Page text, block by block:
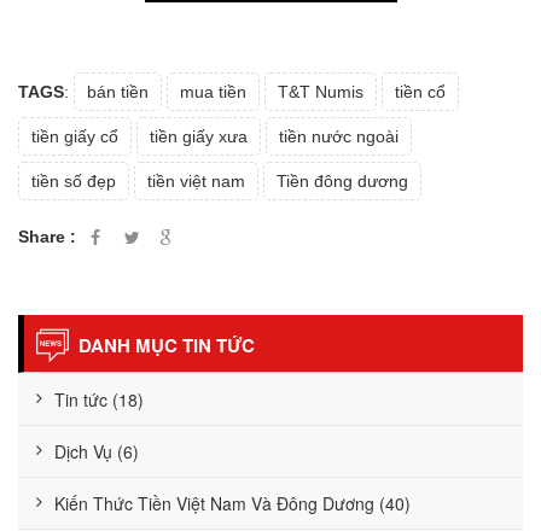
TAGS: bán tiền mua tiền T&T Numis tiền cổ
tiền giấy cổ tiền giấy xưa tiền nước ngoài
tiền số đẹp tiền việt nam Tiền đông dương
Share :
DANH MỤC TIN TỨC
Tin tức (18)
Dịch Vụ (6)
Kiến Thức Tiền Việt Nam Và Đông Dương (40)